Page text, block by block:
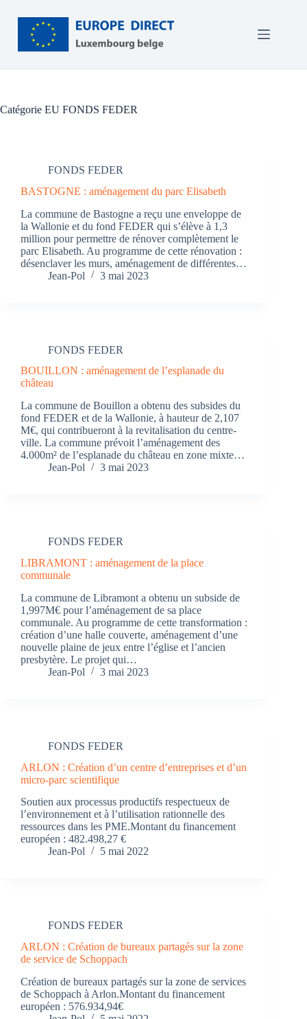
contenu
Catégorie EU FONDS FEDER
FONDS FEDER
BASTOGNE : aménagement du parc Elisabeth
La commune de Bastogne a reçu une enveloppe de
la Wallonie et du fond FEDER qui s’élève à 1,3
million pour permettre de rénover complètement le
parc Elisabeth. Au programme de cette rénovation :
désenclaver les murs, aménagement de différentes…
Jean-Pol
3 mai 2023
FONDS FEDER
BOUILLON : aménagement de l’esplanade du
château
La commune de Bouillon a obtenu des subsides du
fond FEDER et de la Wallonie, à hauteur de 2,107
M€, qui contribueront à la revitalisation du centre-
ville. La commune prévoit l’aménagement des
4.000m² de l’esplanade du château en zone mixte…
Jean-Pol
3 mai 2023
FONDS FEDER
LIBRAMONT : aménagement de la place
communale
La commune de Libramont a obtenu un subside de
1,997M€ pour l’aménagement de sa place
communale. Au programme de cette transformation :
création d’une halle couverte, aménagement d’une
nouvelle plaine de jeux entre l’église et l’ancien
presbytère. Le projet qui…
Jean-Pol
3 mai 2023
FONDS FEDER
ARLON : Création d’un centre d’entreprises et d’un
micro-parc scientifique
Soutien aux processus productifs respectueux de
l’environnement et à l’utilisation rationnelle des
ressources dans les PME.Montant du financement
européen : 482.498,27 €
Jean-Pol
5 mai 2022
FONDS FEDER
ARLON : Création de bureaux partagés sur la zone
de service de Schoppach
Création de bureaux partagés sur la zone de services
de Schoppach à Arlon.Montant du financement
européen : 576.934,94€